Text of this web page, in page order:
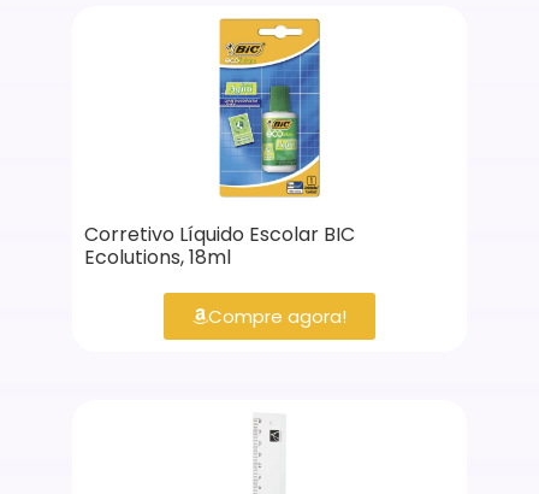
Corretivo Líquido Escolar BIC
Ecolutions, 18ml
Compre agora!